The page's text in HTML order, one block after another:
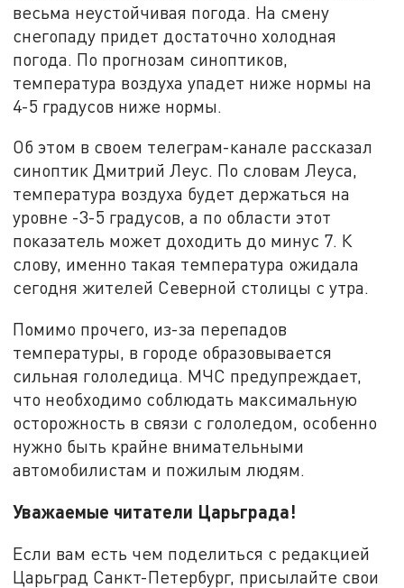
весьма неустойчивая погода. На смену
снегопаду придет достаточно холодная
погода. По прогнозам синоптиков,
температура воздуха упадет ниже нормы на
4-5 градусов ниже нормы.
Об этом в своем телеграм-канале рассказал
синоптик Дмитрий Леус. По словам Леуса,
температура воздуха будет держаться на
уровне -3-5 градусов, а по области этот
показатель может доходить до минус 7. К
слову, именно такая температура ожидала
сегодня жителей Северной столицы с утра.
Помимо прочего, из-за перепадов
температуры, в городе образовывается
сильная гололедица. МЧС предупреждает,
что необходимо соблюдать максимальную
осторожность в связи с гололедом, особенно
нужно быть крайне внимательными
автомобилистам и пожилым людям.
Уважаемые читатели Царьграда!
Если вам есть чем поделиться с редакцией
Царьград Санкт-Петербург, присылайте свои